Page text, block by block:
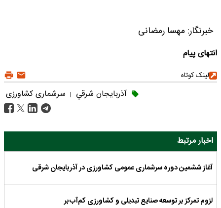
خبرنگار: مهسا رمضانی
انتهای پیام
لینک کوتاه
آذربايجان شرقي | سرشماری کشاورزی
اخبار مرتبط
آغاز ششمین دوره سرشماری عمومی کشاورزی در آذربایجان شرقی
لزوم تمرکز بر توسعه صنایع تبدیلی و کشاورزی کم‌آب‌بر